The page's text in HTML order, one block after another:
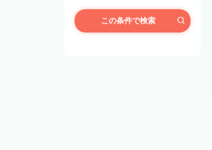
この条件で検索